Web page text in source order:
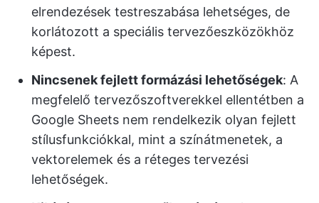
elrendezések testreszabása lehetséges, de
korlátozott a speciális tervezőeszközökhöz
képest.
Nincsenek fejlett formázási lehetőségek: A
megfelelő tervezőszoftverekkel ellentétben a
Google Sheets nem rendelkezik olyan fejlett
stílusfunkciókkal, mint a színátmenetek, a
vektorelemek és a réteges tervezési
lehetőségek.